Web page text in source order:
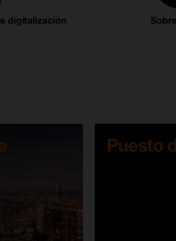
digitalización
Puesto